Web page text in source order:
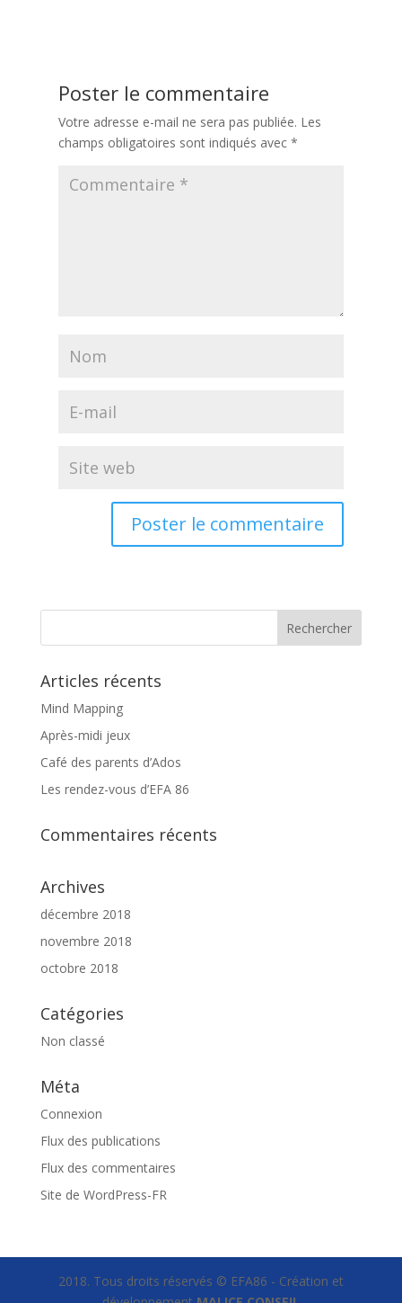
Poster le commentaire
Votre adresse e-mail ne sera pas publiée. Les
champs obligatoires sont indiqués avec *
Articles récents
Mind Mapping
Après-midi jeux
Café des parents d’Ados
Les rendez-vous d’EFA 86
Commentaires récents
Archives
décembre 2018
novembre 2018
octobre 2018
Catégories
Non classé
Méta
Connexion
Flux des publications
Flux des commentaires
Site de WordPress-FR
2018. Tous droits réservés © EFA86 - Création et